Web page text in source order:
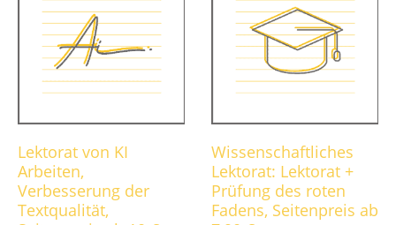
Lektorat von KI
Arbeiten,
Verbesserung der
Textqualität,
Wissenschaftliches
Lektorat: Lektorat +
Prüfung des roten
Fadens, Seitenpreis ab